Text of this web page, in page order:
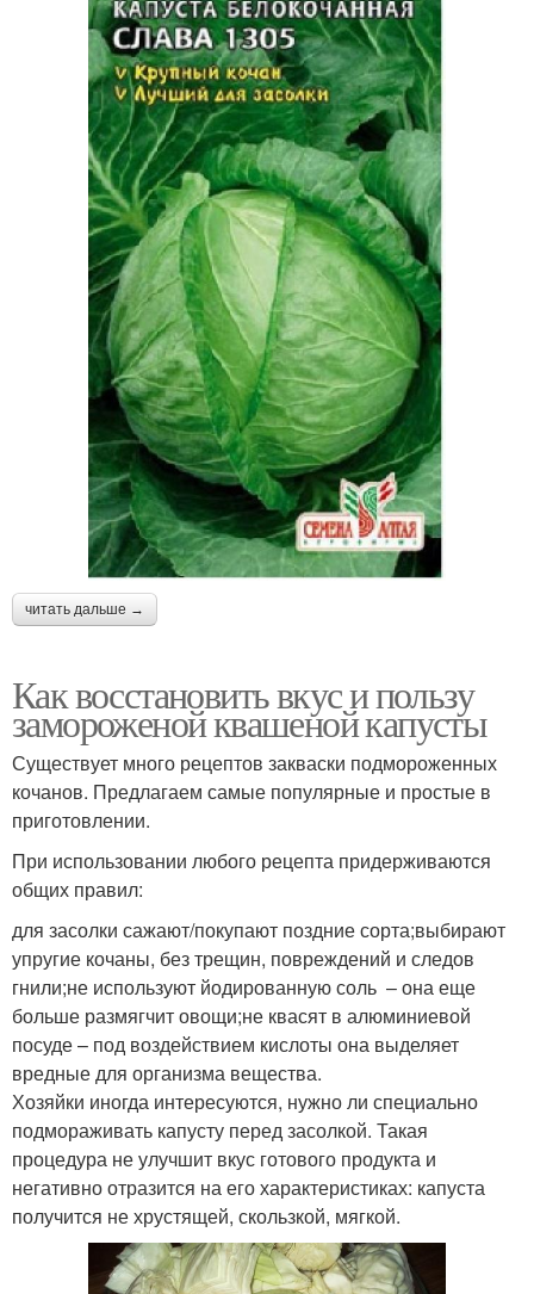
читать дальше →
Как восстановить вкус и пользу
замороженой квашеной капусты
Существует много рецептов закваски подмороженных
кочанов. Предлагаем самые популярные и простые в
приготовлении.
При использовании любого рецепта придерживаются
общих правил:
для засолки сажают/покупают поздние сорта;выбирают
упругие кочаны, без трещин, повреждений и следов
гнили;не используют йодированную соль – она еще
больше размягчит овощи;не квасят в алюминиевой
посуде – под воздействием кислоты она выделяет
вредные для организма вещества.
Хозяйки иногда интересуются, нужно ли специально
подмораживать капусту перед засолкой. Такая
процедура не улучшит вкус готового продукта и
негативно отразится на его характеристиках: капуста
получится не хрустящей, скользкой, мягкой.